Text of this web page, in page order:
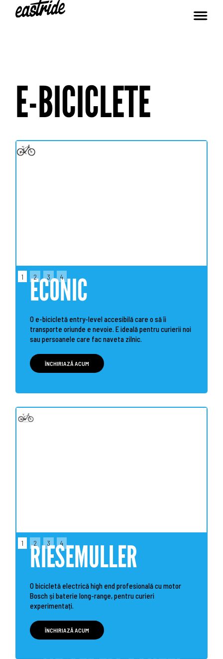
E-BICICLETE
1 2 3 4
ECONIC
O e-bicicletă entry-level accesibilă care o să îi
transporte oriunde e nevoie. E ideală pentru curierii noi
sau persoanele care fac naveta zilnic.
ÎNCHIRIAZĂ ACUM
RIESEMULLER
O bicicletă electrică high end profesională cu motor
Bosch și baterie long-range, pentru curieri
experimentați.
ÎNCHIRIAZĂ ACUM
1 2 3 4